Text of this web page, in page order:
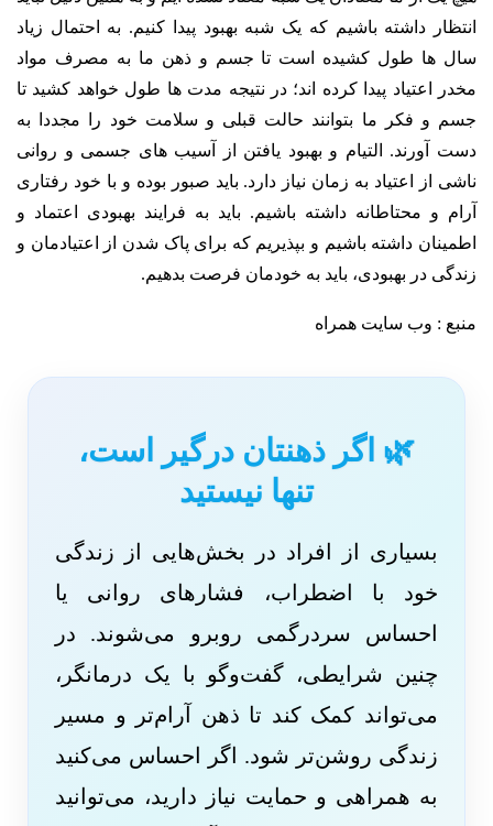
انتظار داشته باشیم که یک شبه بهبود پیدا کنیم. به احتمال زیاد
سال ها طول کشیده است تا جسم و ذهن ما به مصرف مواد
مخدر اعتیاد پیدا کرده اند؛ در نتیجه مدت ها طول خواهد کشید تا
جسم و فکر ما بتوانند حالت قبلی و سلامت خود را مجددا به
دست آورند. التیام و بهبود یافتن از آسیب های جسمی و روانی
ناشی از اعتیاد به زمان نیاز دارد. باید صبور بوده و با خود رفتاری
آرام و محتاطانه داشته باشیم. باید به فرایند بهبودی اعتماد و
اطمینان داشته باشیم و بپذیریم که برای پاک شدن از اعتیادمان و
زندگی در بهبودی، باید به خودمان فرصت بدهیم.
منبع : وب سایت همراه
🌿 اگر ذهنتان درگیر است،
تنها نیستید
بسیاری از افراد در بخش‌هایی از زندگی
خود با اضطراب، فشارهای روانی یا
احساس سردرگمی روبرو می‌شوند. در
چنین شرایطی، گفت‌وگو با یک درمانگر،
می‌تواند کمک کند تا ذهن آرام‌تر و مسیر
زندگی روشن‌تر شود. اگر احساس می‌کنید
به همراهی و حمایت نیاز دارید، می‌توانید